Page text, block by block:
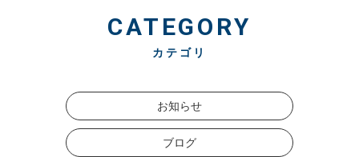
CATEGORY
カテゴリ
お知らせ
ブログ